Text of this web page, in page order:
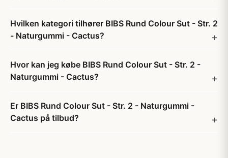
Hvilken kategori tilhører BIBS Rund Colour Sut - Str. 2
- Naturgummi - Cactus?
Hvor kan jeg købe BIBS Rund Colour Sut - Str. 2 -
Naturgummi - Cactus?
Er BIBS Rund Colour Sut - Str. 2 - Naturgummi -
Cactus på tilbud?